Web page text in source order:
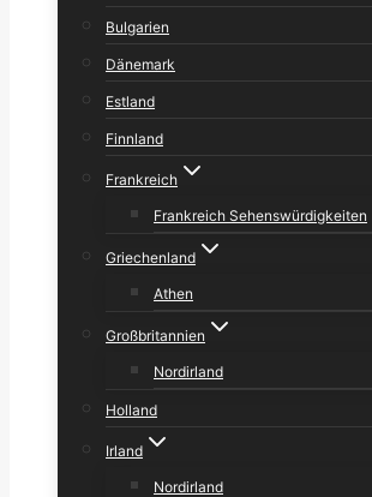
Bulgarien
Dänemark
Estland
Finnland
Frankreich
Frankreich Sehenswürdigkeiten
Griechenland
Athen
Großbritannien
Nordirland
Holland
Irland
Nordirland